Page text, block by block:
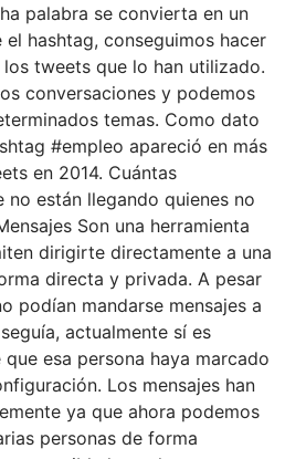
palabra se convierta en un
hashtag, conseguimos hacer
tweets que lo han utilizado.
conversaciones y podemos
temas. Como dato
#empleo apareció en más
en 2014. Cuántas
están llegando quienes no
Son una herramienta
dirigirte directamente a una
directa y privada. A pesar
podían mandarse mensajes a
actualmente sí es
esa persona haya marcado
Los mensajes han
ya que ahora podemos
personas de forma